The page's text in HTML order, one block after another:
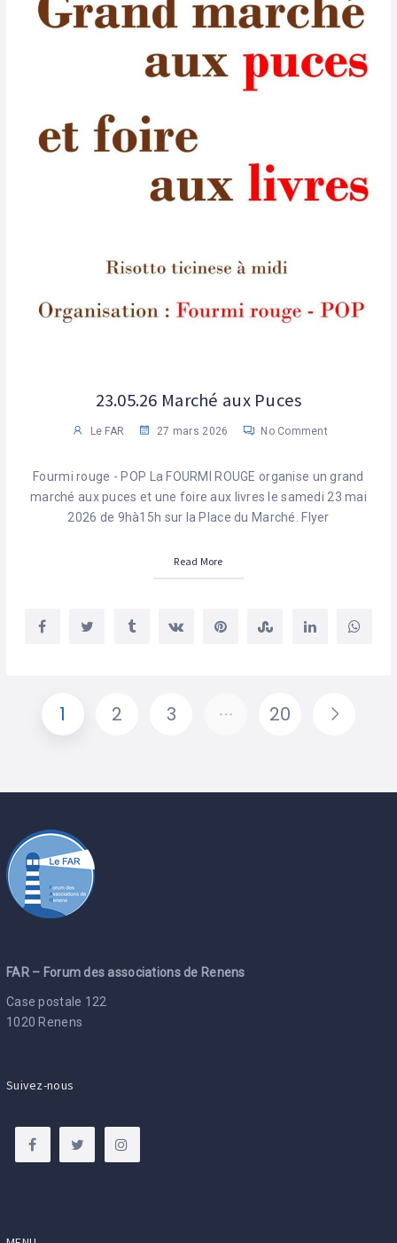
23.05.26 Marché aux Puces
Le FAR 27 mars 2026 No Comment
Fourmi rouge - POP La FOURMI ROUGE organise un grand
marché aux puces et une foire aux livres le samedi 23 mai
2026 de 9hà15h sur la Place du Marché. Flyer
Read More
1 2 3 … 20
FAR – Forum des associations de Renens
Case postale 122
1020 Renens
Suivez-nous